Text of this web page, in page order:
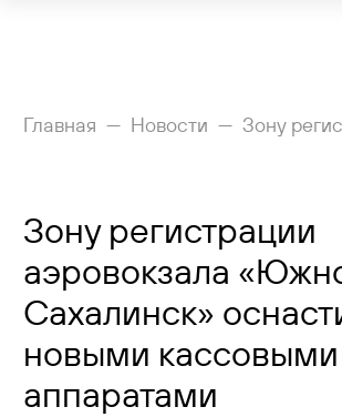
Рейсы
Прилетающим
Услуги
Как добраться
Аэропорт
Главная Новости
Зону регистрации
аэровокзала
Сахалинск»
новыми кассовыми
аппаратами